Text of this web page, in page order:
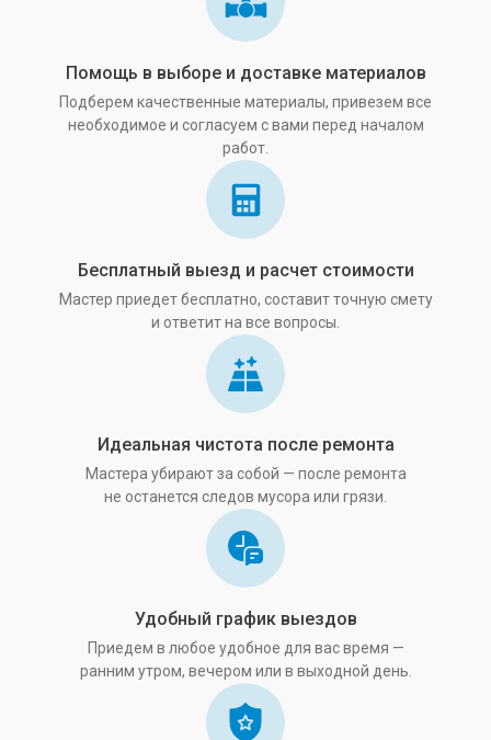
Помощь в выборе и доставке материалов
Подберем качественные материалы, привезем все
необходимое и согласуем с вами перед началом
работ.
Бесплатный выезд и расчет стоимости
Мастер приедет бесплатно, составит точную смету
и ответит на все вопросы.
Идеальная чистота после ремонта
Мастера убирают за собой — после ремонта
не останется следов мусора или грязи.
Удобный график выездов
Приедем в любое удобное для вас время —
ранним утром, вечером или в выходной день.